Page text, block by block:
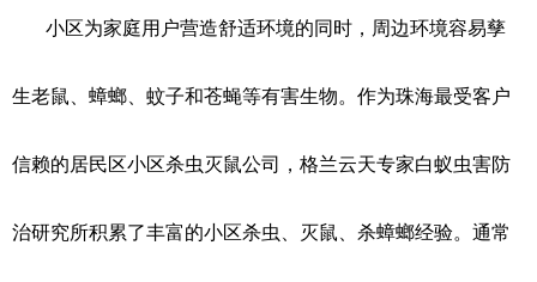
小区为家庭用户营造舒适环境的同时，周边环境容易孳
生老鼠、蟑螂、蚊子和苍蝇等有害生物。作为珠海最受客户
信赖的居民区小区杀虫灭鼠公司，格兰云天专家白蚁虫害防
治研究所积累了丰富的小区杀虫、灭鼠、杀蟑螂经验。通常